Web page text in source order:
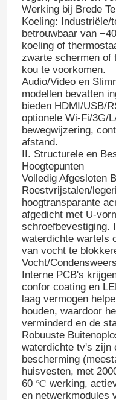
Werking bij Brede
Koeling: Industriële/
betrouwbaar van
koeling of
zwarte schermen of
kou te voorkomen.
Audio/Video en
modellen bevatten
bieden HDMI/USB/
optionele Wi‑Fi/3G/
bewegwijzering,
afstand.
II. Structurele en
Hoogtepunten
Volledig Afgesloten
Roestvrijstalen/
hoogtransparante
afgedicht met U-
schroefbevestiging.
waterdichte wartels
van vocht te
Vocht/
Interne PCB's
confor coating en
laag vermogen
houden, waardoor
verminderd en de
Robuuste
waterdichte tv's zijn
bescherming
huisvesten, met
60 ℃ werking,
en netwerkmodules